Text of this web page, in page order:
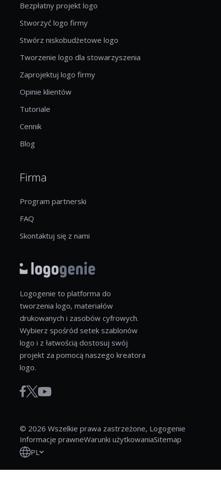
Bezpłatny projekt logo
Stworzyć logo firmy
Stwórz niskobudżetowe logo
Tworzenie logo dla stowarzyszenia
Zaprojektuj logo firmy
Opinie klientów
Tutoriale
Cennik
Blog
Firma
Program partnerski
FAQ
Skontaktuj się z nami
Logogenie to platforma do
tworzenia logo, materiałów
drukowanych i zasobów cyfrowych.
Wybierz spośród setek szablonów
logo i z łatwością dostosuj swój
projekt za pomocą naszego kreatora
logo.
© 2026 Wszelkie prawa zastrzeżone, Logogenie
Informacje prawneWarunki użytkowaniaSitemap
PL